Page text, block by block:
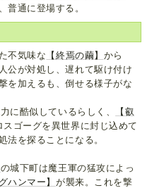
普通に登場する。
不気味な 【終焉の繭】 から
公が対処し、遅れて駆け付け
を加えるも、倒せる様子がな
に酷似しているらしく、
【叡
ゴーグを異世界に封じ込めて
法を探ることになる。
の城下町は魔王軍の猛攻によっ
ハンマー】 が襲来。これを撃